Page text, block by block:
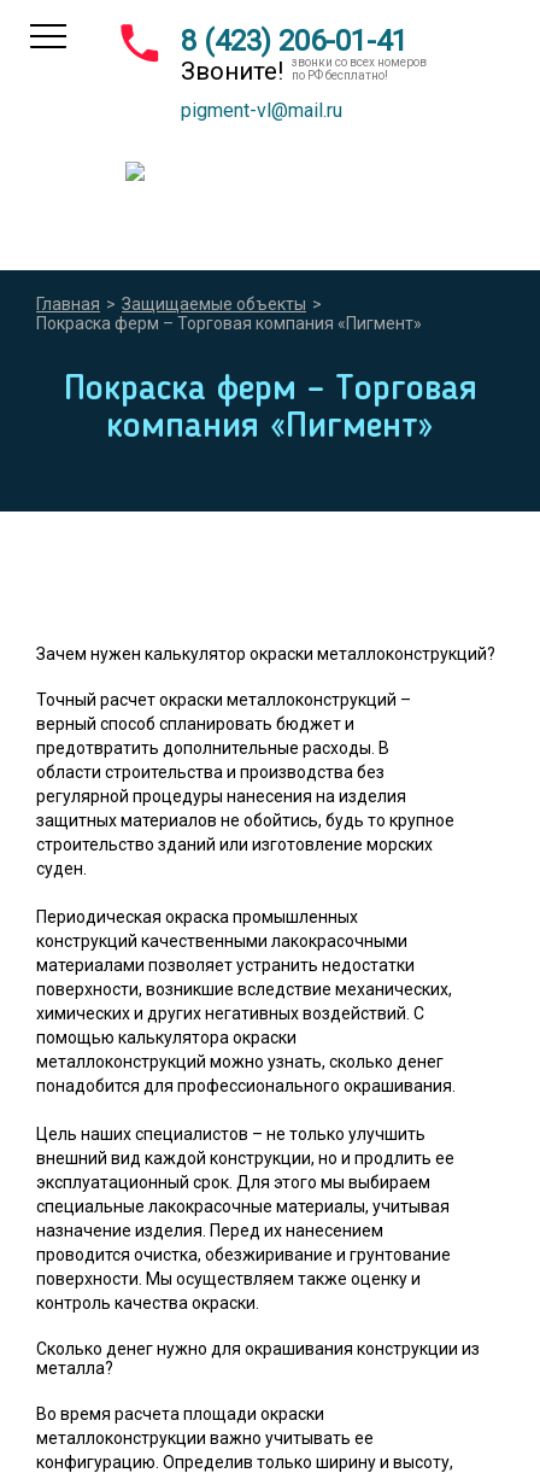
8 (423) 206-01-41
Звоните!
звонки со всех номеров
по РФ бесплатно!
pigment-vl@mail.ru
Главная > Защищаемые объекты >
Покраска ферм – Торговая компания «Пигмент»
Покраска ферм – Торговая
компания «Пигмент»
Зачем нужен калькулятор окраски металлоконструкций?
Точный расчет окраски металлоконструкций –
верный способ спланировать бюджет и
предотвратить дополнительные расходы. В
области строительства и производства без
регулярной процедуры нанесения на изделия
защитных материалов не обойтись, будь то крупное
строительство зданий или изготовление морских
суден.
Периодическая окраска промышленных
конструкций качественными лакокрасочными
материалами позволяет устранить недостатки
поверхности, возникшие вследствие механических,
химических и других негативных воздействий. С
помощью калькулятора окраски
металлоконструкций можно узнать, сколько денег
понадобится для профессионального окрашивания.
Цель наших специалистов – не только улучшить
внешний вид каждой конструкции, но и продлить ее
эксплуатационный срок. Для этого мы выбираем
специальные лакокрасочные материалы, учитывая
назначение изделия. Перед их нанесением
проводится очистка, обезжиривание и грунтование
поверхности. Мы осуществляем также оценку и
контроль качества окраски.
Сколько денег нужно для окрашивания конструкции из
металла?
Во время расчета площади окраски
металлоконструкции важно учитывать ее
конфигурацию. Определив только ширину и высоту,